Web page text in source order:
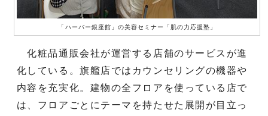
「ハーバー銀座館」の美容セミナー「肌の力応援塾」
化粧品通販会社が運営する店舗のサービスが進
化している。旗艦店ではカウンセリングの機器や
内容を充実化。建物の全フロアを使っている店で
は、フロアごとにテーマを持たせた展開が目立っ